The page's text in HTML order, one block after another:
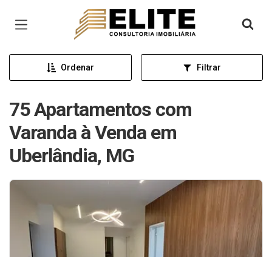
Página inicial
Ordenar Filtrar
75 Apartamentos com
Varanda à Venda em
Uberlândia, MG